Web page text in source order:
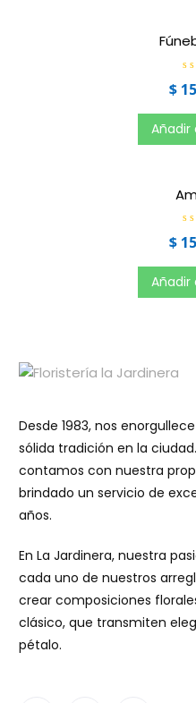
d
5
V
a
o
r
a
d
d
5
$
Añadir
V
a
o
r
a
d
$
Añadir
Desde 1983, nos
sólida tradición en la
contamos con nuestra
brindado un servicio de
años.
En La Jardinera, nuestra
cada uno de nuestros
crear composiciones
clásico, que transmiten
pétalo.